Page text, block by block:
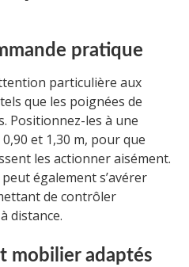
pratique
particulière aux
que les poignées de
Positionnez-les à une
et 1,30 m, pour que
les actionner aisément.
peut également s’avérer
de contrôler
distance.
mobilier adaptés